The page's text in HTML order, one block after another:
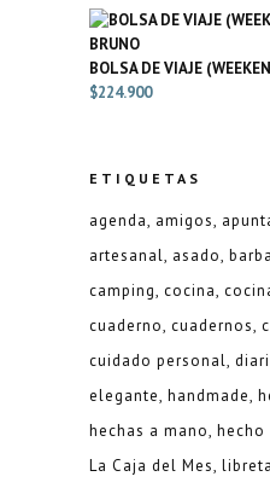
BOLSA DE VIAJE
$224.900
ETIQUETAS
agenda amigos
artesanal asado barba
camping cocina
cuaderno cuadernos
cuidado personal
elegante handmade
hechas a mano hecho
La Caja del Mes libreta